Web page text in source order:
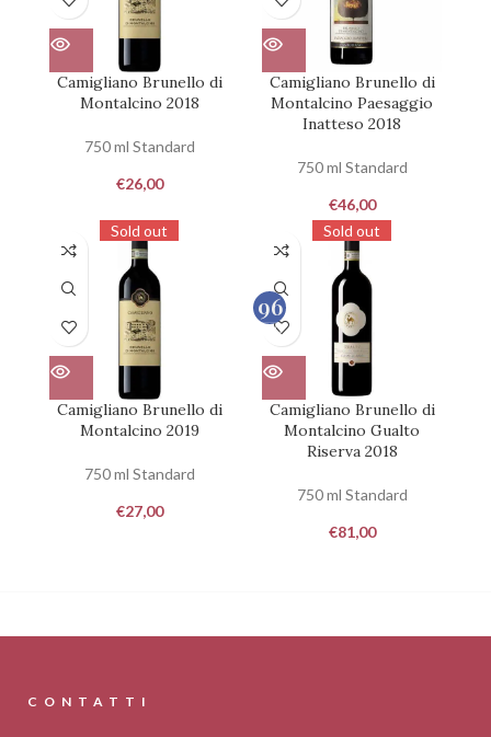
Camigliano Brunello di
Montalcino 2018
750 ml Standard
€26,00
Camigliano Brunello di
Montalcino Paesaggio
Inatteso 2018
750 ml Standard
€46,00
Sold out
Camigliano Brunello di
Montalcino 2019
750 ml Standard
€27,00
96
100
Sold out
Camigliano Brunello di
Montalcino Gualto
Riserva 2018
750 ml Standard
€81,00
CONTATTI